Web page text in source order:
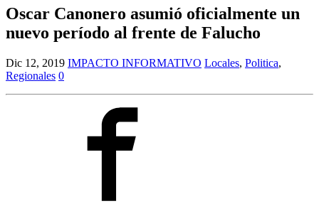
Oscar Canonero asumió oficialmente un
nuevo período al frente de Falucho
Dic 12, 2019 IMPACTO INFORMATIVO Locales, Politica,
Regionales 0